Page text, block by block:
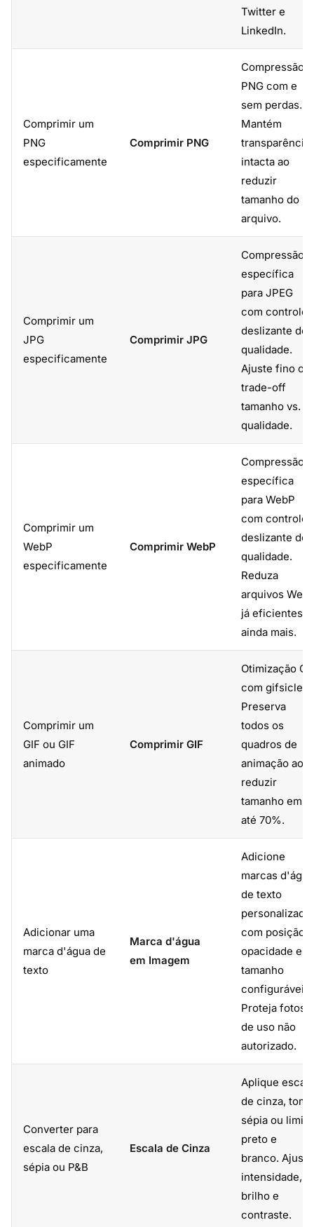
Twitter e
LinkedIn.
Comprimir um
PNG
especificamente
Comprimir PNG
Compressão
PNG com e
sem perdas.
Mantém
transparência
intacta ao
reduzir
tamanho do
arquivo.
Comprimir um
JPG
especificamente
Comprimir JPG
Compressão
específica
para JPEG
com controle
deslizante de
qualidade.
Ajuste fino o
trade-off
tamanho vs.
qualidade.
Comprimir um
WebP
especificamente
Comprimir WebP
Compressão
específica
para WebP
com controle
deslizante de
qualidade.
Reduza
arquivos
já eficientes
ainda mais.
Comprimir um
GIF ou GIF
animado
Comprimir GIF
Otimização
com gifsicle.
Preserva
todos os
quadros de
animação ao
reduzir
tamanho em
até 70%.
Adicionar uma
marca d'água de
texto
Marca d'água
em Imagem
Adicione
marcas d'água
de texto
com posição,
opacidade e
tamanho
configuráveis.
Proteja fotos
de uso não
autorizado.
Converter para
escala de cinza,
sépia ou P&B
Escala de Cinza
Aplique escala
de cinza, tom
sépia ou limite
preto e
branco. Ajuste
intensidade,
brilho e
contraste.